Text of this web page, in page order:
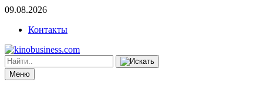
09.08.2026
Контакты
Меню